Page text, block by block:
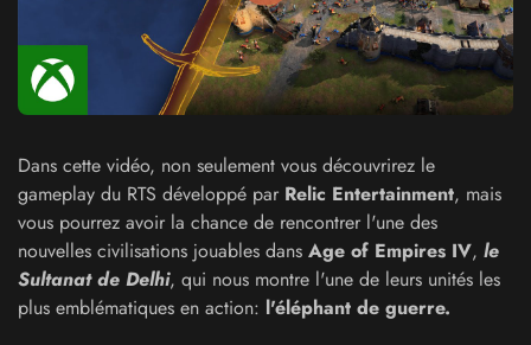
Dans cette vidéo, non seulement vous découvrirez le
gameplay du RTS développé par Relic Entertainment, mais
vous pourrez avoir la chance de rencontrer l'une des
nouvelles civilisations jouables dans Age of Empires IV, le
Sultanat de Delhi, qui nous montre l'une de leurs unités les
plus emblématiques en action: l'éléphant de guerre.